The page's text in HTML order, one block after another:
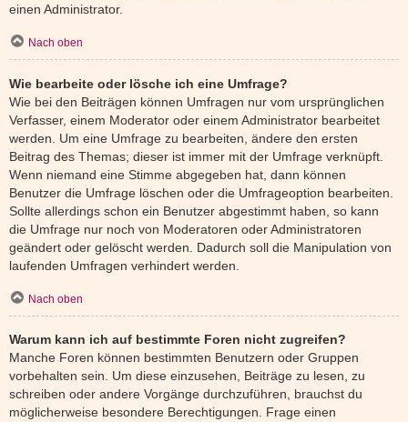
einen Administrator.
Nach oben
Wie bearbeite oder lösche ich eine Umfrage?
Wie bei den Beiträgen können Umfragen nur vom ursprünglichen
Verfasser, einem Moderator oder einem Administrator bearbeitet
werden. Um eine Umfrage zu bearbeiten, ändere den ersten
Beitrag des Themas; dieser ist immer mit der Umfrage verknüpft.
Wenn niemand eine Stimme abgegeben hat, dann können
Benutzer die Umfrage löschen oder die Umfrageoption bearbeiten.
Sollte allerdings schon ein Benutzer abgestimmt haben, so kann
die Umfrage nur noch von Moderatoren oder Administratoren
geändert oder gelöscht werden. Dadurch soll die Manipulation von
laufenden Umfragen verhindert werden.
Nach oben
Warum kann ich auf bestimmte Foren nicht zugreifen?
Manche Foren können bestimmten Benutzern oder Gruppen
vorbehalten sein. Um diese einzusehen, Beiträge zu lesen, zu
schreiben oder andere Vorgänge durchzuführen, brauchst du
möglicherweise besondere Berechtigungen. Frage einen